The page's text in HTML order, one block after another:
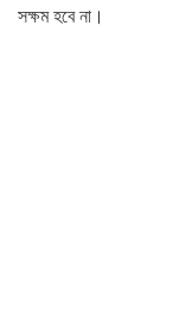
সক্ষম হবে না।